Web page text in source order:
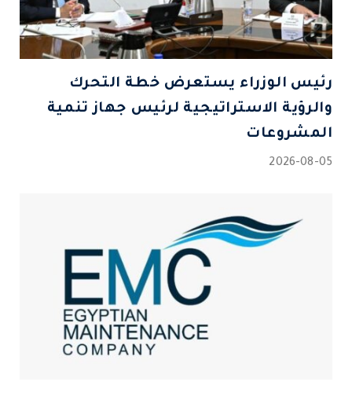
رئيس الوزراء يستعرض خطة التحرك
والرؤية الاستراتيجية لرئيس جهاز تنمية
المشروعات
2026-08-05